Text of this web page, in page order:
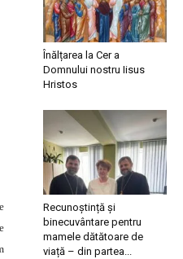
Înălțarea la Cer a
Domnului nostru Iisus
Hristos
Recunoștință și
binecuvântare pentru
mamele dătătoare de
viață – din partea...